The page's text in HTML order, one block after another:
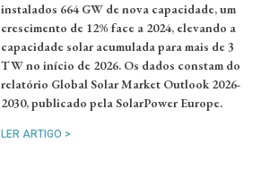
instalados 664 GW de nova capacidade, um
crescimento de 12% face a 2024, elevando a
capacidade solar acumulada para mais de 3
TW no início de 2026. Os dados constam do
relatório Global Solar Market Outlook 2026-
2030, publicado pela SolarPower Europe.
LER ARTIGO >